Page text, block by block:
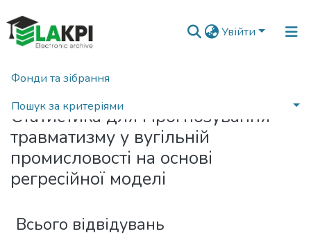
Увійти
Фонди та зібрання
Пошук за критеріями
Головна Статистика
Статистика для Прогнозування
травматизму у вугільній
промисловості на основі
регресійної моделі
Всього відвідувань